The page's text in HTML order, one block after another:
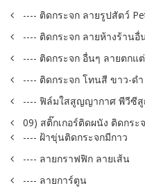
---- ติดกระจก ลายรูปสัตว์
---- ติดกระจก ลายห้างร้านอื่
---- ติดกระจก อื่นๆ ลายตกแ
---- ติดกระจก โทนสี ขาว-ดำ
---- ฟิล์มใสสูญญากาศ พีวีซี
09) สติ๊กเกอร์ติดผนัง ติดกระ
---- ฝ้าขุ่นติดกระจกมีกาว
---- ลายกราฟฟิก ลายเส้น
---- ลายการ์ตูน